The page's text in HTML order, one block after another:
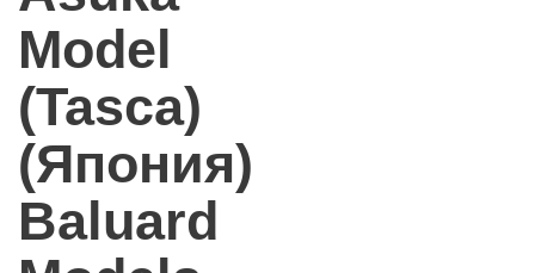
Model
(Tasca)
(Япония)
Baluard